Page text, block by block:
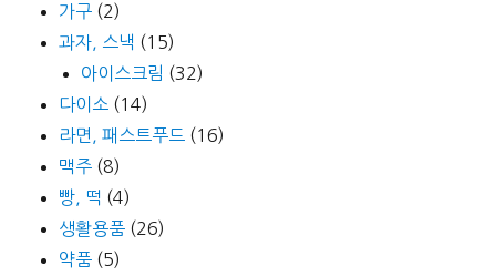
가구 (2)
과자, 스낵 (15)
아이스크림 (32)
다이소 (14)
라면, 패스트푸드 (16)
맥주 (8)
빵, 떡 (4)
생활용품 (26)
약품 (5)